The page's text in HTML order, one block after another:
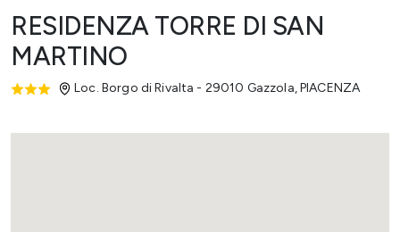
RESIDENZA TORRE DI SAN
MARTINO
Loc. Borgo di Rivalta - 29010 Gazzola,PIACENZA